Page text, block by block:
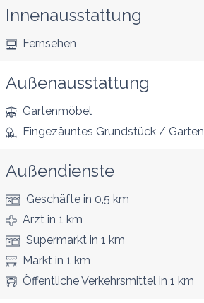
Innenausstattung
Fernsehen
Außenausstattung
Gartenmöbel
Eingezäuntes Grundstück / Garten
Außendienste
Geschäfte in 0,5 km
Arzt in 1 km
Supermarkt in 1 km
Markt in 1 km
Öffentliche Verkehrsmittel in 1 km